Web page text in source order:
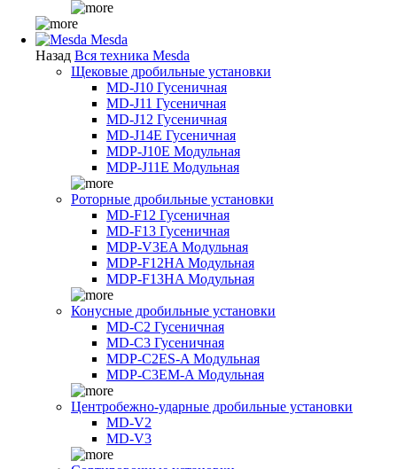
Mesda
Назад Вся техника Mesda
Щековые дробильные установки
MD-J10 Гусеничная
MD-J11 Гусеничная
MD-J12 Гусеничная
MD-J14E Гусеничная
MDP-J10E Модульная
MDP-J11E Модульная
Роторные дробильные установки
MD-F12 Гусеничная
MD-F13 Гусеничная
MDP-V3EA Модульная
MDP-F12HA Модульная
MDP-F13HA Модульная
Конусные дробильные установки
MD-C2 Гусеничная
MD-C3 Гусеничная
MDP-C2ES-A Модульная
MDP-C3EM-A Модульная
Центробежно-ударные дробильные установки
MD-V2
MD-V3